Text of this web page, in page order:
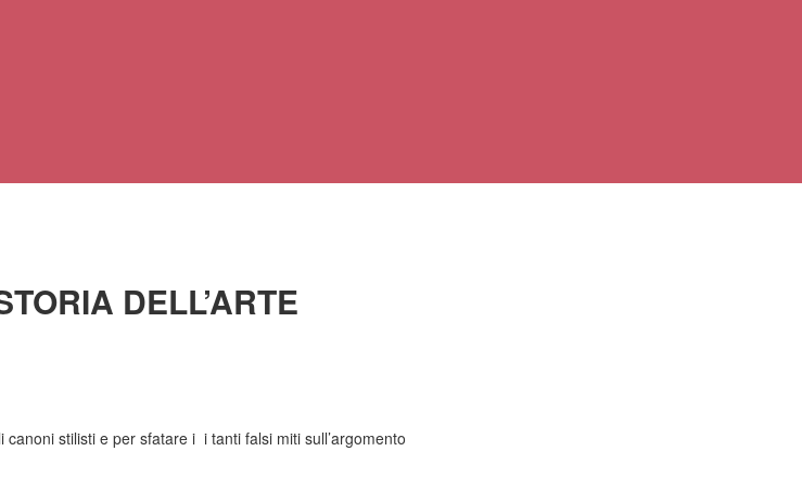
DELL’ARTE
stilisti e per sfatare i i tanti falsi miti sull’argomento